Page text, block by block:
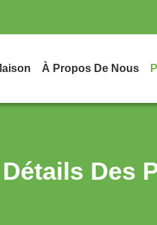
À Propos De Nous
Détails Des